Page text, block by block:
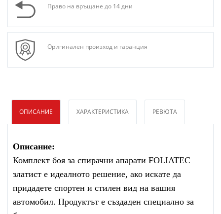
Право на връщане до 14 дни
Оригинален произход и гаранция
ОПИСАНИЕ ХАРАКТЕРИСТИКА РЕВЮТА
Описание:
Комплект боя за спирачни апарати FOLIATEC
златист е идеалното решение, ако искате да
придадете спортен и стилен вид на вашия
автомобил. Продуктът е създаден специално за